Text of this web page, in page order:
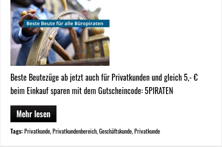
Beste Beutezüge ab jetzt auch für Privatkunden und gleich 5,- €
beim Einkauf sparen mit dem Gutscheincode: 5PIRATEN
Mehr lesen
Tags:Privatkunde,Privatkundenbereich,Geschäftskunde,Privatkunde